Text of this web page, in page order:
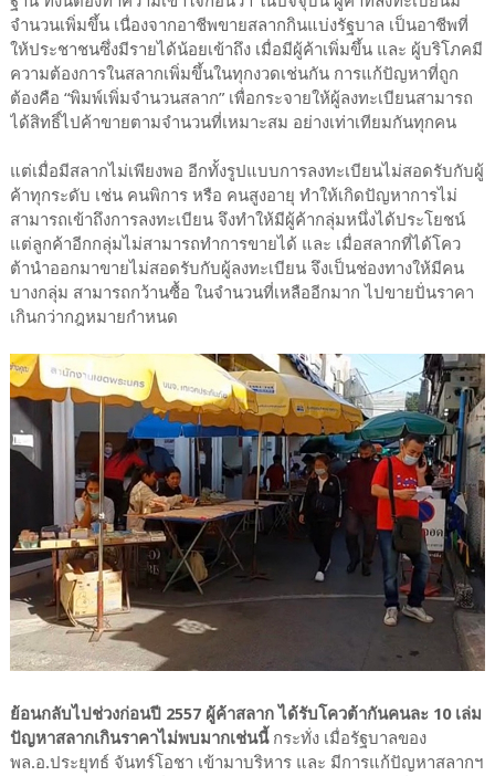
จำนวนเพิ่มขึ้น เนื่องจากอาชีพขายสลากกินแบ่งรัฐบาล เป็นอาชีพที่
ให้ประชาชนซึ่งมีรายได้น้อยเข้าถึง เมื่อมีผู้ค้าเพิ่มขึ้น และ ผู้บริโภคมี
ความต้องการในสลากเพิ่มขึ้นในทุกงวดเช่นกัน การแก้ปัญหาที่ถูก
ต้องคือ “พิมพ์เพิ่มจำนวนสลาก” เพื่อกระจายให้ผู้ลงทะเบียนสามารถ
ได้สิทธิ์ไปค้าขายตามจำนวนที่เหมาะสม อย่างเท่าเทียมกันทุกคน
แต่เมื่อมีสลากไม่เพียงพอ อีกทั้งรูปแบบการลงทะเบียนไม่สอดรับกับผู้
ค้าทุกระดับ เช่น คนพิการ หรือ คนสูงอายุ ทำให้เกิดปัญหาการไม่
สามารถเข้าถึงการลงทะเบียน จึงทำให้มีผู้ค้ากลุ่มหนึ่งได้ประโยชน์
แต่ลูกค้าอีกกลุ่มไม่สามารถทำการขายได้ และ เมื่อสลากที่ได้โคว
ต้านำออกมาขายไม่สอดรับกับผู้ลงทะเบียน จึงเป็นช่องทางให้มีคน
บางกลุ่ม สามารถกว้านซื้อ ในจำนวนที่เหลืออีกมาก ไปขายปั่นราคา
เกินกว่ากฎหมายกำหนด
ย้อนกลับไปช่วงก่อนปี 2557 ผู้ค้าสลาก ได้รับโควต้ากันคนละ 10 เล่ม
ปัญหาสลากเกินราคาไม่พบมากเช่นนี้ กระทั่ง เมื่อรัฐบาลของ
พล.อ.ประยุทธ์ จันทร์โอชา เข้ามาบริหาร และ มีการแก้ปัญหาสลากฯ